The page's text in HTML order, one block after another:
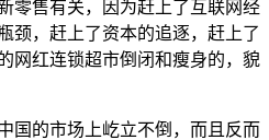
零售有关，因为赶上了互联网经
颈，赶上了资本的追逐，赶上了
网红连锁超市倒闭和瘦身的，貌
的市场上屹立不倒，而且反而